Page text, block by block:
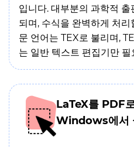
입니다. 대부분의 과학적
되며, 수식을 완벽하게 처
문 언어는 TEX로 불리며,
는 일반 텍스트 편집기만 필
LaTeX를 PDF
Windows에서